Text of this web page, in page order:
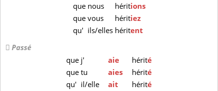
que nous héritions
que vous héritiez
qu' ils/elles héritent
Passé
que j' aie hérité
quetu aies hérité
qu' il/elle ait hérité